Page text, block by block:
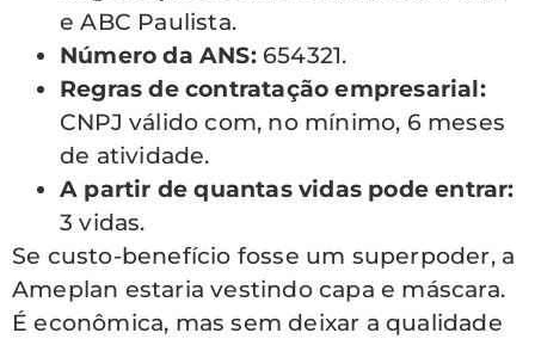
e ABC Paulista.
Número da ANS:654321.
Regras de contratação empresarial:
CNPJ válido com, no mínimo, 6 meses
de atividade.
A partir de quantas vidas pode entrar:
3 vidas.
Se custo-benefício fosse um superpoder, a
Ameplan estaria vestindo capa e máscara.
É econômica, mas sem deixar a qualidade